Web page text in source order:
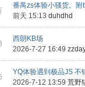
番禺zs体验小骚货。附
前天 15:13 duhdhd
西朗KB场
2026-7-27 16:49
YQ体验遇到极品JS 不
2026-7-12 13:59 荒野